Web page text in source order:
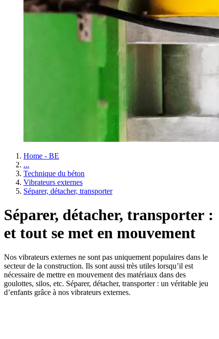
Home - BE
...
Technique du béton
Vibrateurs externes
Séparer, détacher, transporter
Séparer, détacher, transporter :
et tout se met en mouvement
Nos vibrateurs externes ne sont pas uniquement populaires dans le
secteur de la construction. Ils sont aussi très utiles lorsqu’il est
nécessaire de mettre en mouvement des matériaux dans des
goulottes, silos, etc. Séparer, détacher, transporter : un véritable jeu
d’enfants grâce à nos vibrateurs externes.